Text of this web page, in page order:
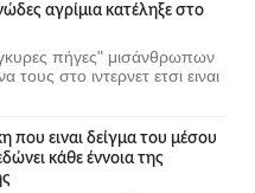
αγρίμια κατέληξε στο
πήγες" μισάνθρωπων
τους στο ιντερνετ ετσι ειναι
που ειναι δείγμα του μέσου
κάθε έννοια της